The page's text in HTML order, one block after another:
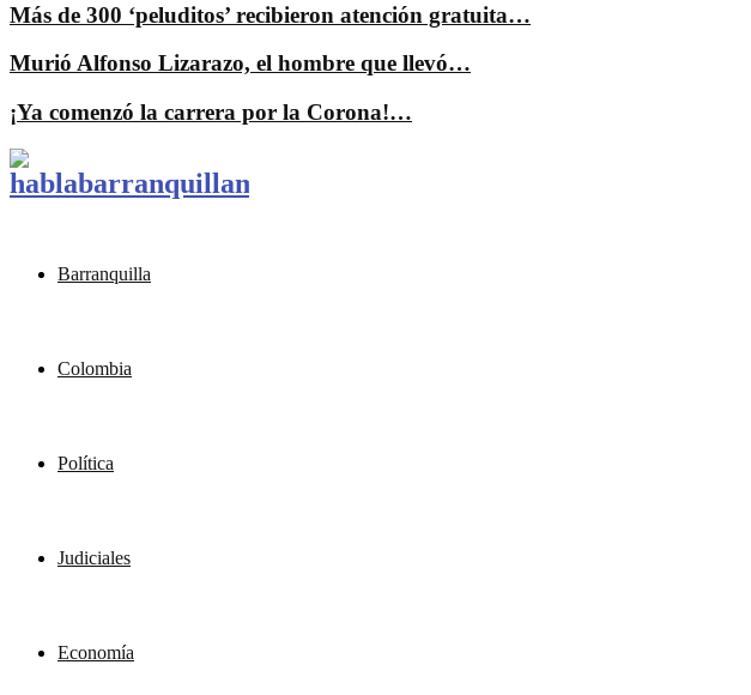
Más de 300 ‘peluditos’ recibieron atención gratuita…
Murió Alfonso Lizarazo, el hombre que llevó…
¡Ya comenzó la carrera por la Corona!…
Barranquilla
Colombia
Política
Judiciales
Economía